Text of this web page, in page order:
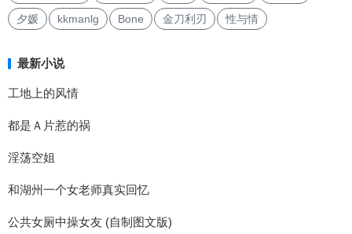
夕媛 kkmanlg Bone 金刀利刃 性与情
最新小说
工地上的风情
都是Ａ片惹的祸
淫荡空姐
和湖州一个女老师真实回忆
公共女厕中操女友 (自制图文版)